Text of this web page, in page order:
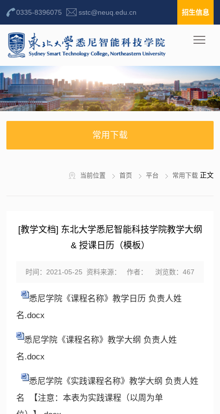
0335-8396075 sstc@neuq.edu.cn 招生信息
常用下载
当前位置 首页 平台 常用下载正文
[教学文档] 东北大学悉尼智能科技学院教学大纲
& 授课日历（模板）
时间：2021-05-25 资料来源： 作者： 浏览数： 467
悉尼学院《课程名称》教学日历 负责人姓
名.docx
悉尼学院《课程名称》教学大纲 负责人姓
名.docx
悉尼学院《实践课程名称》教学大纲 负责人姓
名 【注意：本表为实践课程（以周为单